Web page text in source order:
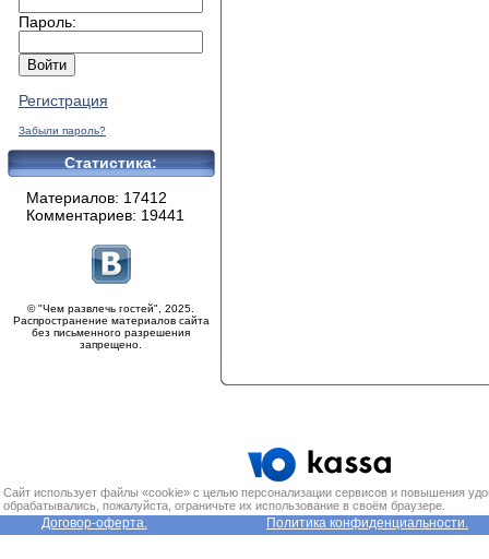
Пароль:
Регистрация
Забыли пароль?
Статистика:
Материалов: 17412
Комментариев: 19441
© "Чем развлечь гостей", 2025.
Распространение материалов сайта
без письменного разрешения
запрещено.
Сайт использует файлы «cookie» с целью персонализации сервисов и повышения
обрабатывались, пожалуйста, ограничьте их использование в своём браузере.
Договор-оферта. Политика конфиденциальности.